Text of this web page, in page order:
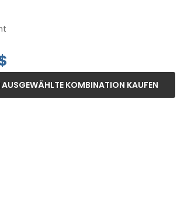
AUSGEWÄHLTE KOMBINATION KAUFEN